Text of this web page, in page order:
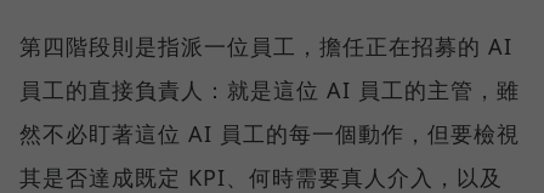
第四階段則是指派一位員工，擔任正在招募的 AI
員工的直接負責人：就是這位 AI 員工的主管，雖
然不必盯著這位 AI 員工的每一個動作，但要檢視
其是否達成既定 KPI、何時需要真人介入，以及